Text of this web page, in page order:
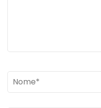
Name*